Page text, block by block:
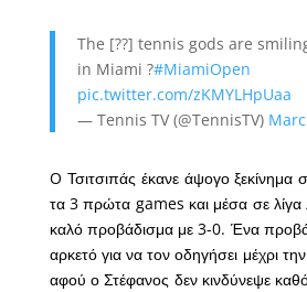
The [??] tennis gods are
in Miami ?#MiamiOpen
pic.twitter.com/zKMYLHpUaa
— Tennis TV (@TennisTV)
O Τσιτσιπάς έκανε άψογο ξεκίνημα
τα 3 πρώτα games και μέσα σε λίγα
καλό προβάδισμα με 3-0. Ένα
αρκετό για να τον οδηγήσει μέχρι
αφού ο Στέφανος δεν κινδύνεψε